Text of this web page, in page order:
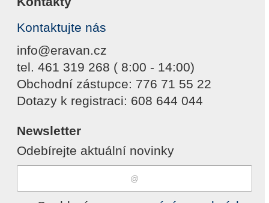
Kontaktujte nás
info@eravan.cz
tel. 461 319 268 ( 8:00 - 14:00)
Obchodní zástupce: 776 71 55 22
Dotazy k registraci: 608 644 044
Newsletter
Odebírejte aktuální novinky